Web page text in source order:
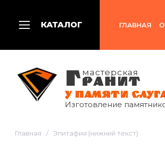
КАТАЛОГ ГЛАВНАЯ
мастерская
ГРАНИТ
У ПАМЯТИ
Изготовление
Главная / Эпитафия (нижний текст)